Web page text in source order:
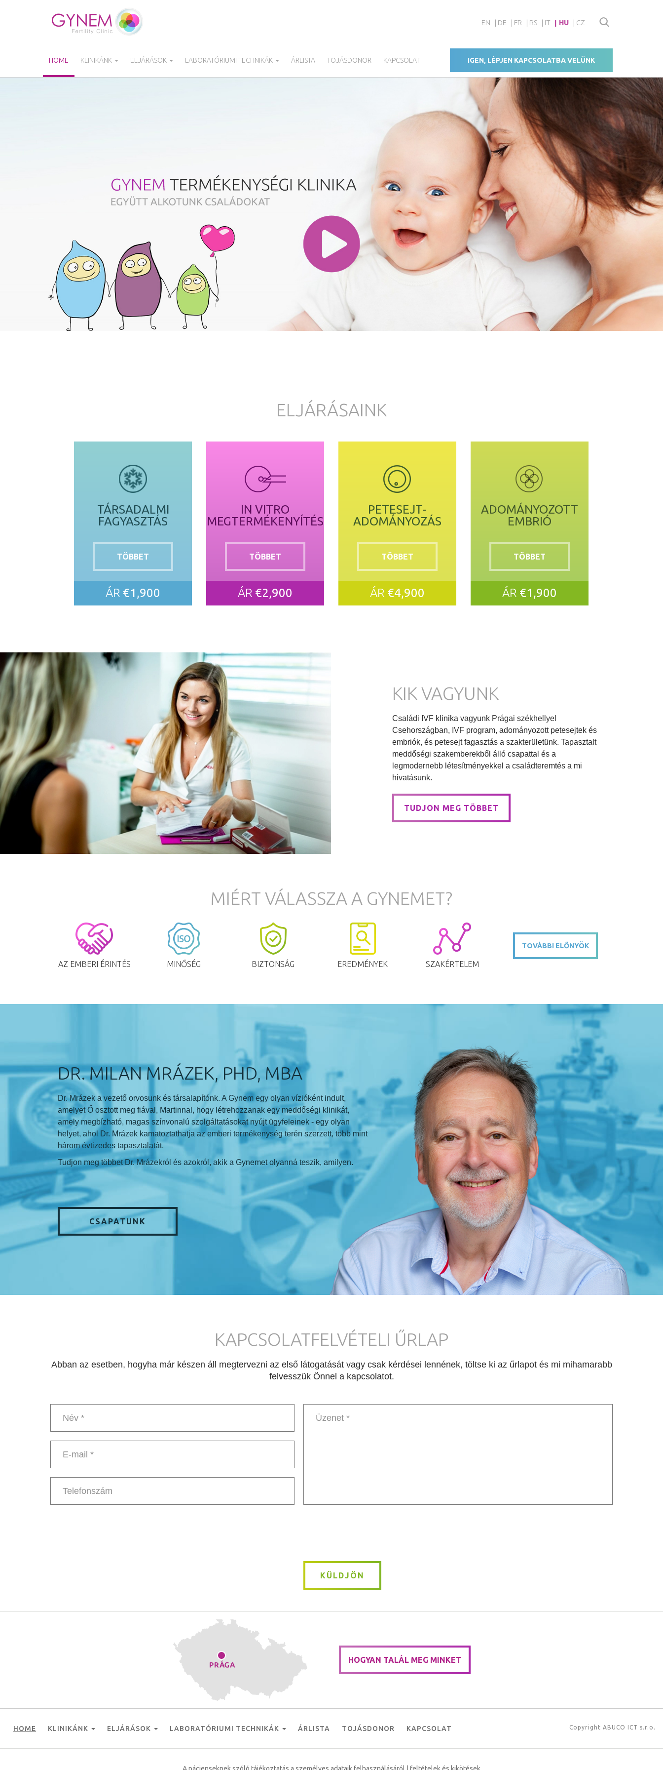
EN DE FR RS IT HU CZ
HOME KLINIKÁNK ELJÁRÁSOK LABORATÓRIUMI TECHNIKÁK ÁRLISTA TOJÁSDONOR KAPCSOLAT IGEN, LÉPJEN KAPCSOLATBA VELÜNK
ELJÁRÁSAINK
TÁRSADALMI
FAGYASZTÁS
TÖBBET
ÁR €1,900
IN VITRO
MEGTERMÉKENYÍTÉS
TÖBBET
ÁR €2,900
PETESEJT-
ADOMÁNYOZÁS
TÖBBET
ÁR €4,900
ADOMÁNYOZOTT
EMBRIÓ
TÖBBET
ÁR €1,900
KIK VAGYUNK
Családi IVF klinika vagyunk Prágai székhellyel
Csehországban, IVF program, adományozott petesejtek és
embriók, és petesejt fagasztás a szakterületünk. Tapasztalt
meddőségi szakemberekből álló csapattal és a
legmodernebb létesítményekkel a családteremtés a mi
hivatásunk.
TUDJON MEG TÖBBET
MIÉRT VÁLASSZA A GYNEMET?
AZ EMBERI ÉRINTÉS MINŐSÉG BIZTONSÁG EREDMÉNYEK SZAKÉRTELEM
TOVÁBBI ELŐNYÖK
DR. MILAN MRÁZEK, PHD, MBA
Dr. Mrázek a vezető orvosunk és társalapítónk. A Gynem egy olyan vízióként indult,
amelyet Ő osztott meg fiával, Martinnal, hogy létrehozzanak egy meddőségi klinikát,
amely megbízható, magas színvonalú szolgáltatásokat nyújt ügyfeleinek - egy olyan
helyet, ahol Dr. Mrázek kamatoztathatja az emberi termékenység terén szerzett, több mint
három évtizedes tapasztalatát.
Tudjon meg többet Dr. Mrázekról és azokról, akik a Gynemet olyanná teszik, amilyen.
CSAPATUNK
KAPCSOLATFELVÉTELI ŰRLAP
Abban az esetben, hogyha már készen áll megtervezni az első látogatását vagy csak kérdései lennének, töltse ki az űrlapot és mi mihamarabb
felvesszük Önnel a kapcsolatot.
KÜLDJÖN
HOGYAN TALÁL MEG MINKET
HOME KLINIKÁNK ELJÁRÁSOK LABORATÓRIUMI TECHNIKÁK ÁRLISTA TOJÁSDONOR KAPCSOLAT Copyright ABUCO ICT s.r.o.
A pácienseknek szóló tájékoztatás a személyes adataik felhasználásáról feltételek és kikötések